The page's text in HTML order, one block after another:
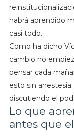
habrá aprendido
casi todo.
Como ha dicho
cambio no
pensar cada
esto sin
discutiendo el
Lo que
antes que